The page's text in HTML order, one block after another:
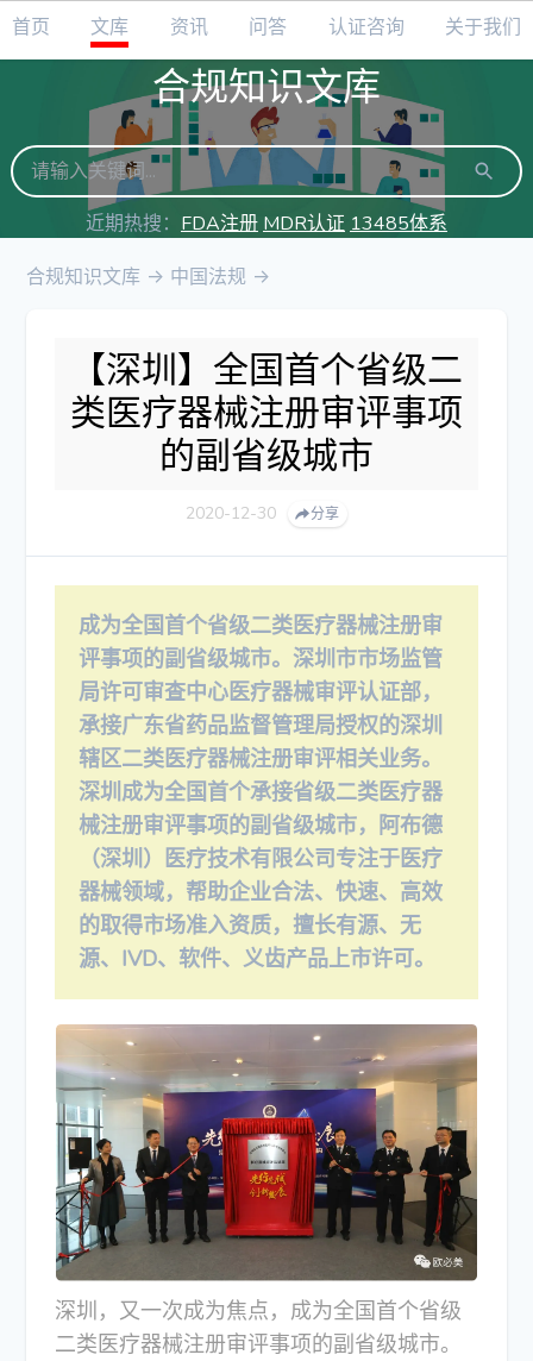
首页 文库 资讯 问答 认证咨询 关于我们
合规知识文库
近期热搜： FDA注册 MDR认证 13485体系
合规知识文库 -> 中国法规 ->
【深圳】全国首个省级二
类医疗器械注册审评事项
的副省级城市
2020-12-30 分享
成为全国首个省级二类医疗器械注册审
评事项的副省级城市。深圳市市场监管
局许可审查中心医疗器械审评认证部，
承接广东省药品监督管理局授权的深圳
辖区二类医疗器械注册审评相关业务。
深圳成为全国首个承接省级二类医疗器
械注册审评事项的副省级城市，阿布德
（深圳）医疗技术有限公司专注于医疗
器械领域，帮助企业合法、快速、高效
的取得市场准入资质，擅长有源、无
源、IVD、软件、义齿产品上市许可。
深圳，又一次成为焦点，成为全国首个省级
二类医疗器械注册审评事项的副省级城市。